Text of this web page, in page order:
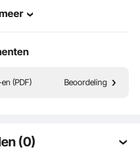
(PDF) Beoordeling
(0)